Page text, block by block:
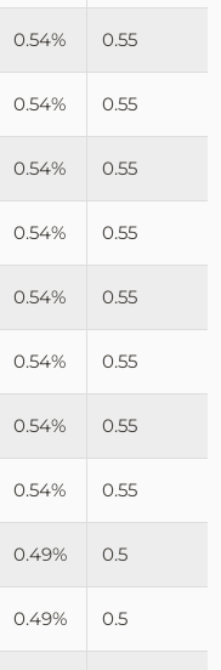
0.54% 0.55
0.54% 0.55
0.54% 0.55
0.54% 0.55
0.54% 0.55
0.54% 0.55
0.54% 0.55
0.54% 0.55
0.49% 0.5
0.49% 0.5